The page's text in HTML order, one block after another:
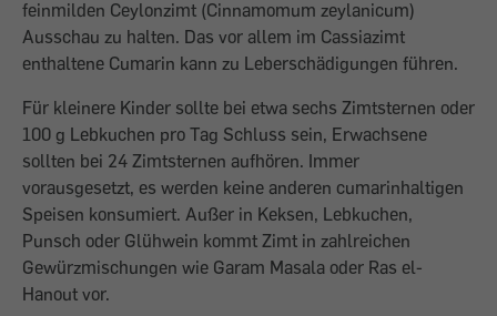
feinmilden Ceylonzimt (Cinnamomum zeylanicum)
Ausschau zu halten. Das vor allem im Cassiazimt
enthaltene Cumarin kann zu Leberschädigungen führen.
Für kleinere Kinder sollte bei etwa sechs Zimtsternen oder
100 g Lebkuchen pro Tag Schluss sein, Erwachsene
sollten bei 24 Zimtsternen aufhören. Immer
vorausgesetzt, es werden keine anderen cumarinhaltigen
Speisen konsumiert. Außer in Keksen, Lebkuchen,
Punsch oder Glühwein kommt Zimt in zahlreichen
Gewürzmischungen wie Garam Masala oder Ras el-
Hanout vor.